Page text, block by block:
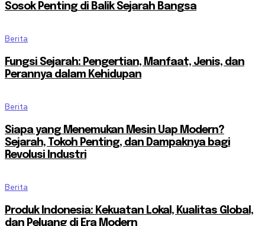
Sosok Penting di Balik Sejarah Bangsa
Berita
Fungsi Sejarah: Pengertian, Manfaat, Jenis, dan
Perannya dalam Kehidupan
Berita
Siapa yang Menemukan Mesin Uap Modern?
Sejarah, Tokoh Penting, dan Dampaknya bagi
Revolusi Industri
Berita
Produk Indonesia: Kekuatan Lokal, Kualitas Global,
dan Peluang di Era Modern